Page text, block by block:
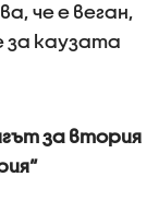
че е веган,
за каузата
за втория